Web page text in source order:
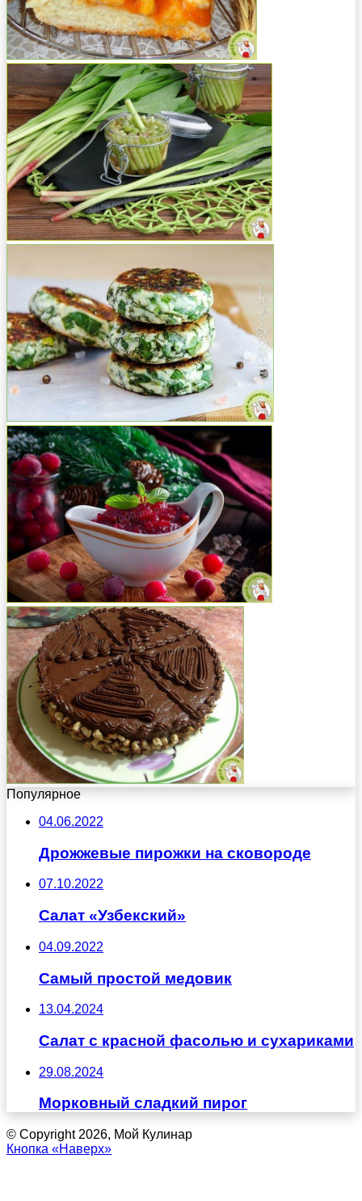
Популярное
04.06.2022
Дрожжевые пирожки на сковороде
07.10.2022
Салат «Узбекский»
04.09.2022
Самый простой медовик
13.04.2024
Салат с красной фасолью и сухариками
29.08.2024
Морковный сладкий пирог
© Copyright 2026, Мой Кулинар
Кнопка «Наверх»